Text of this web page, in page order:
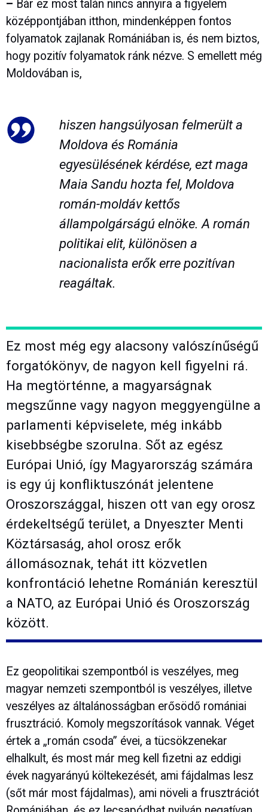
– Bár ez most talán nincs annyira a figyelem
középpontjában itthon, mindenképpen fontos
folyamatok zajlanak Romániában is, és nem biztos,
hogy pozitív folyamatok ránk nézve. S emellett még
Moldovában is,
hiszen hangsúlyosan felmerült a
Moldova és Románia
egyesülésének kérdése, ezt maga
Maia Sandu hozta fel, Moldova
román-moldáv kettős
állampolgárságú elnöke. A román
politikai elit, különösen a
nacionalista erők erre pozitívan
reagáltak.
Ez most még egy alacsony valószínűségű
forgatókönyv, de nagyon kell figyelni rá.
Ha megtörténne, a magyarságnak
megszűnne vagy nagyon meggyengülne a
parlamenti képviselete, még inkább
kisebbségbe szorulna. Sőt az egész
Európai Unió, így Magyarország számára
is egy új konfliktuszónát jelentene
Oroszországgal, hiszen ott van egy orosz
érdekeltségű terület, a Dnyeszter Menti
Köztársaság, ahol orosz erők
állomásoznak, tehát itt közvetlen
konfrontáció lehetne Románián keresztül
a NATO, az Európai Unió és Oroszország
között.
Ez geopolitikai szempontból is veszélyes, meg
magyar nemzeti szempontból is veszélyes, illetve
veszélyes az általánosságban erősödő romániai
frusztráció. Komoly megszorítások vannak. Véget
értek a „román csoda” évei, a tücsökzenekar
elhalkult, és most már meg kell fizetni az eddigi
évek nagyarányú költekezését, ami fájdalmas lesz
(sőt már most fájdalmas), ami növeli a frusztrációt